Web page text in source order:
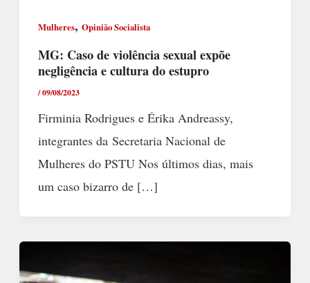
Mulheres, Opinião Socialista
MG: Caso de violência sexual expõe
negligência e cultura do estupro
/09/08/2023
Firminia Rodrigues e Érika Andreassy,
integrantes da Secretaria Nacional de
Mulheres do PSTU Nos últimos dias, mais
um caso bizarro de […]